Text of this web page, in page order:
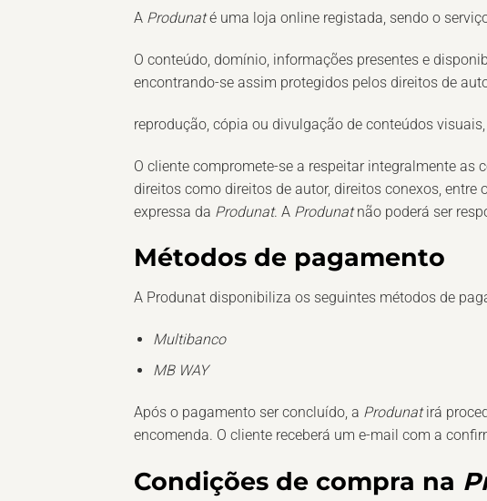
A Produnaté uma loja online registada, sendo o
O conteúdo, domínio, informações presentes e
encontrando-se assim protegidos pelos direitos de
reprodução, cópia ou divulgação de conteúdos
O cliente compromete-se a respeitar integralmente as
direitos como direitos de autor, direitos conexos,
expressa da Produnat. A Produnatnão poderá ser
Métodos de pagamento
A Produnat disponibiliza os seguintes métodos de
Multibanco
MB WAY
Após o pagamento ser concluído, a Produnatirá
encomenda. O cliente receberá um e-mail com a
Condições de compra na